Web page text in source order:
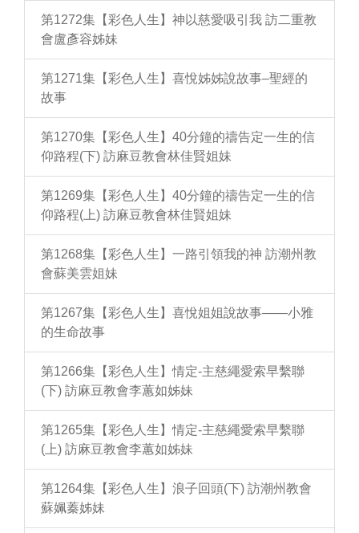
第1272集【彩色人生】神以慈愛吸引我 訪二重教
會盧彥容姊妹
第1271集【彩色人生】喜悅姊姊說故事–聖經的
故事
第1270集【彩色人生】40分鐘的禱告定一生的信
仰路程(下) 訪麻豆教會林佳賢姐妹
第1269集【彩色人生】40分鐘的禱告定一生的信
仰路程(上) 訪麻豆教會林佳賢姐妹
第1268集【彩色人生】一路引領我的神 訪潮州教
會蘇美雲姐妹
第1267集【彩色人生】喜悅姐姐說故事——小雅
的生命故事
第1266集【彩色人生】情定-主慈繩愛索早繫聯
(下) 訪麻豆教會李蕙如姊妹
第1265集【彩色人生】情定-主慈繩愛索早繫聯
(上) 訪麻豆教會李蕙如姊妹
第1264集【彩色人生】浪子回頭(下) 訪潮州教會
蘇姵蓁姊妹